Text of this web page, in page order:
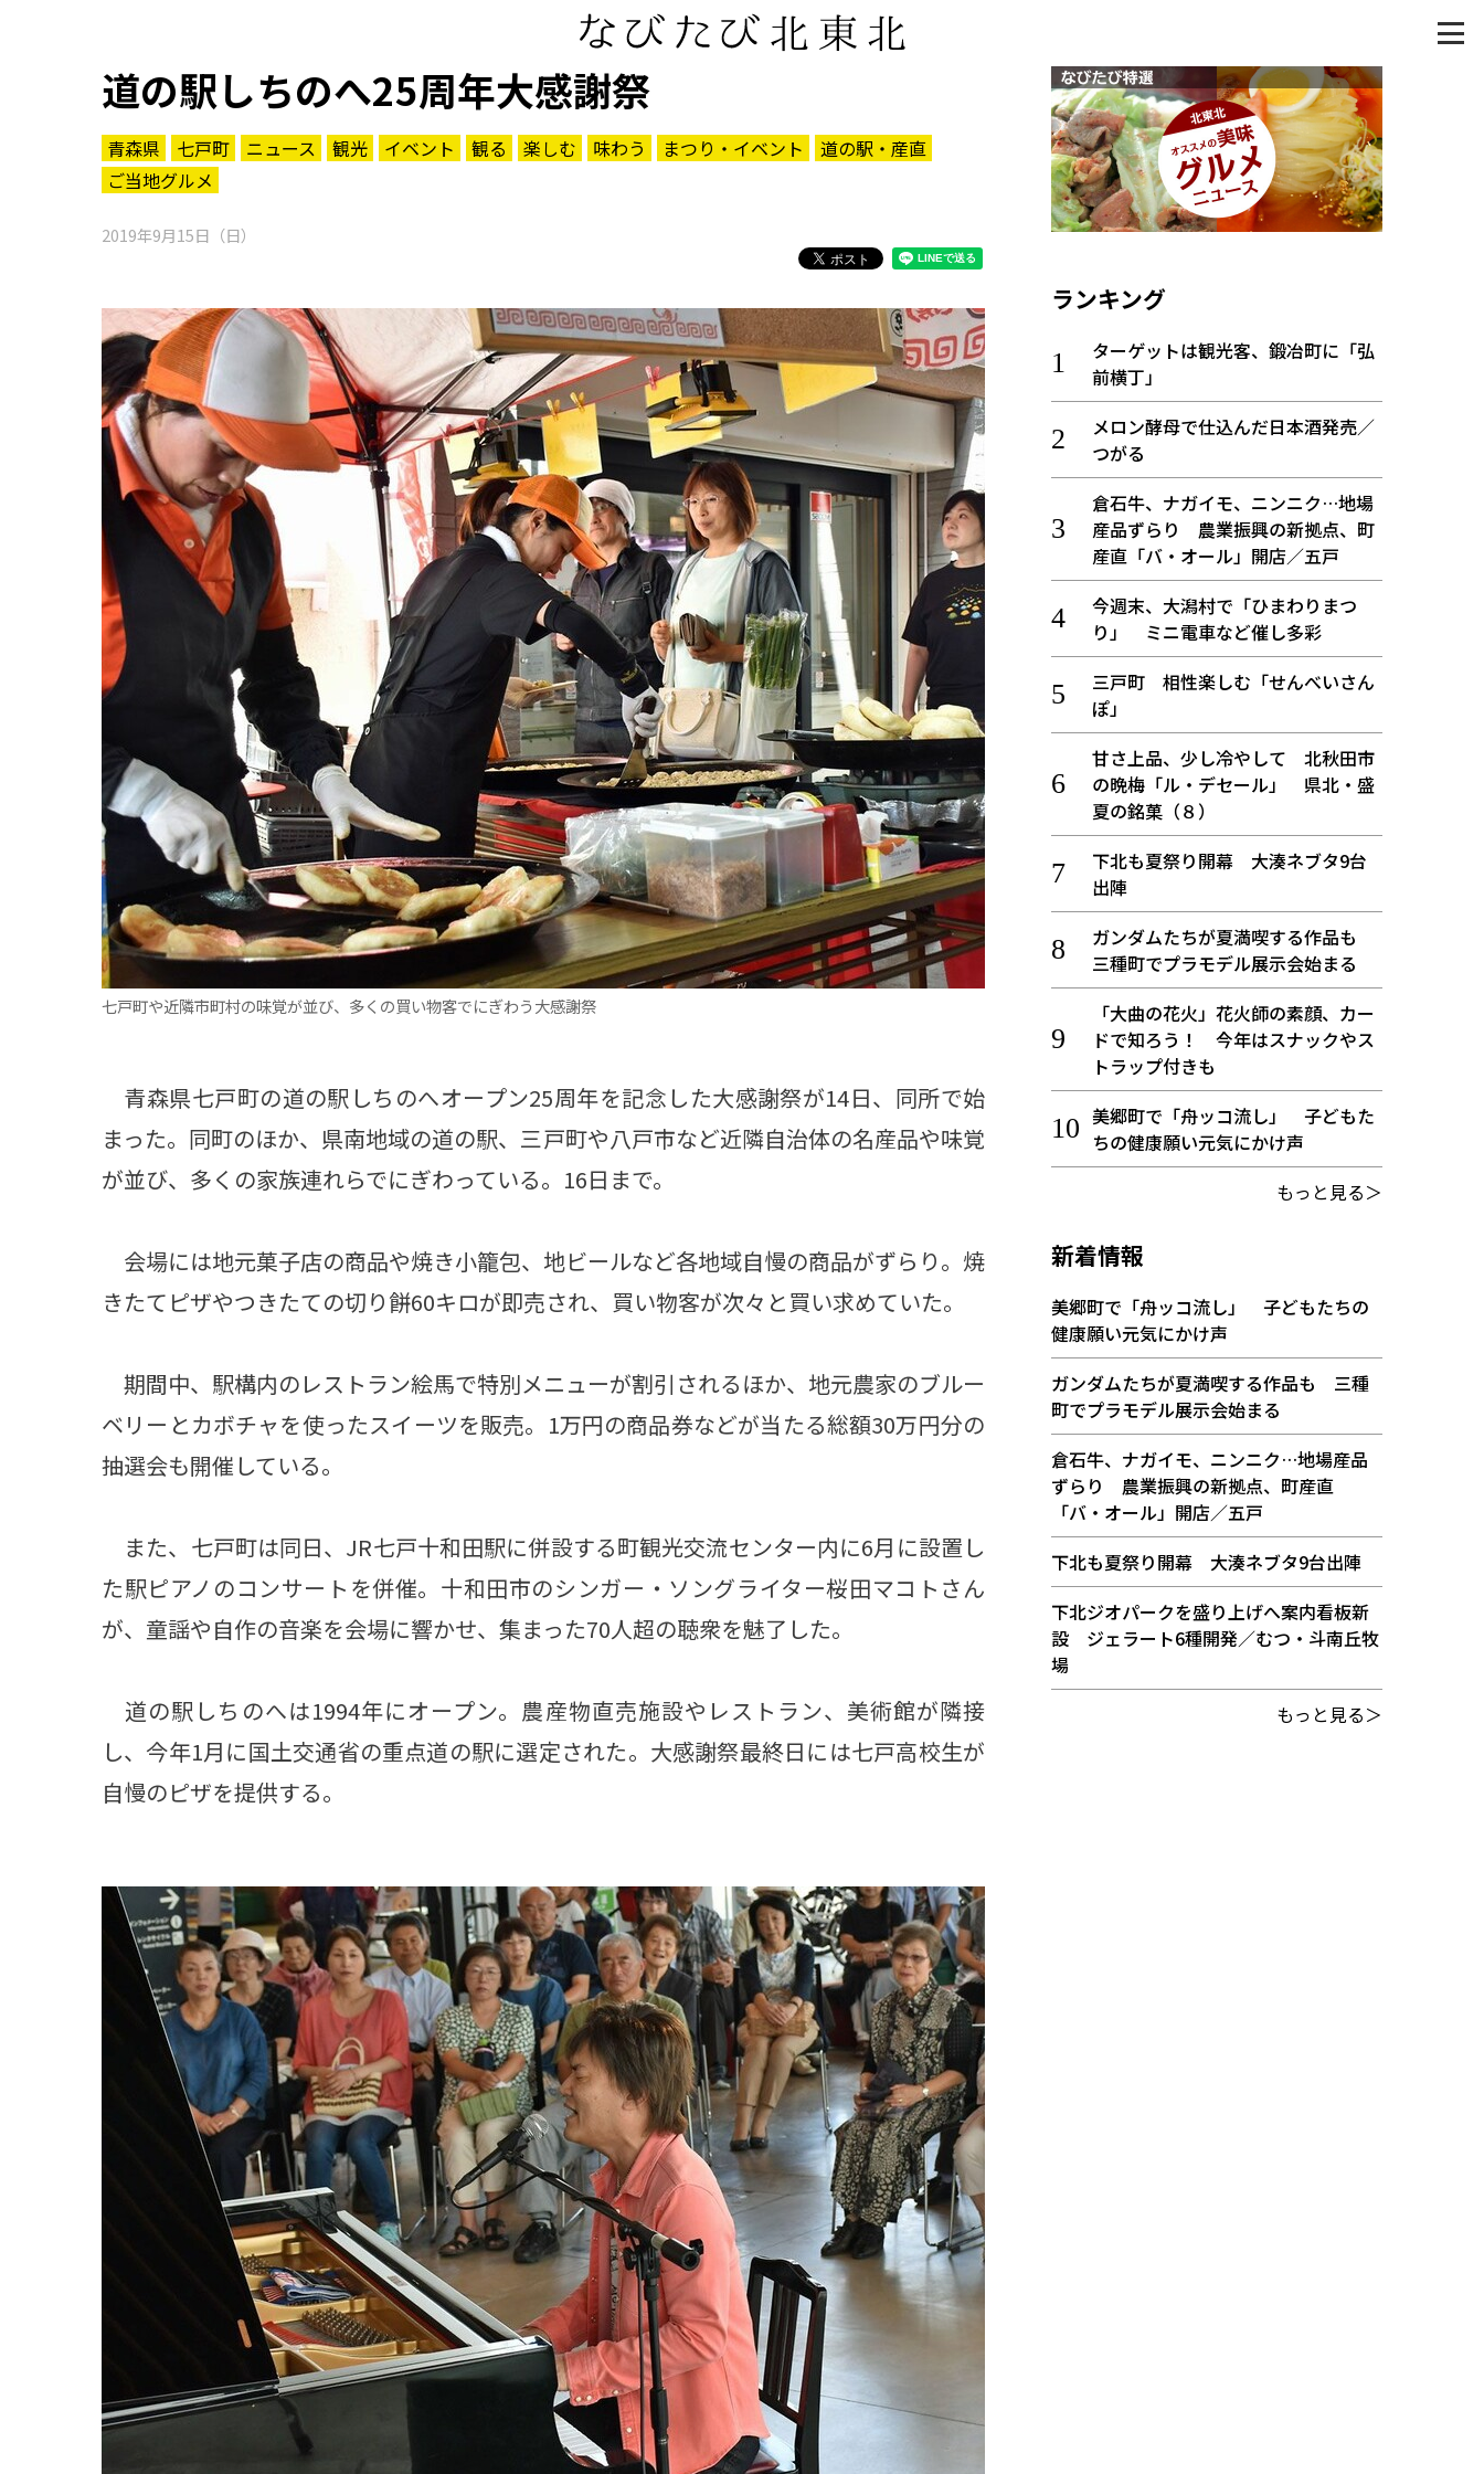
道の駅しちのへ25周年大感謝祭
青森県 七戸町 ニュース 観光 イベント 観る 楽しむ 味わう まつり・イベント
道の駅・産直
ご当地グルメ
2019年9月15日（日）
七戸町や近隣市町村の味覚が並び、多くの買い物客でにぎわう大感謝祭
青森県七戸町の道の駅しちのへオープン25周年を記念した大感謝祭が14日、同所で始
まった。同町のほか、県南地域の道の駅、三戸町や八戸市など近隣自治体の名産品や味覚
が並び、多くの家族連れらでにぎわっている。16日まで。
会場には地元菓子店の商品や焼き小籠包、地ビールなど各地域自慢の商品がずらり。焼
きたてピザやつきたての切り餅60キロが即売され、買い物客が次々と買い求めていた。
期間中、駅構内のレストラン絵馬で特別メニューが割引されるほか、地元農家のブルー
ベリーとカボチャを使ったスイーツを販売。1万円の商品券などが当たる総額30万円分の
抽選会も開催している。
また、七戸町は同日、JR七戸十和田駅に併設する町観光交流センター内に6月に設置し
た駅ピアノのコンサートを併催。十和田市のシンガー・ソングライター桜田マコトさん
が、童謡や自作の音楽を会場に響かせ、集まった70人超の聴衆を魅了した。
道の駅しちのへは1994年にオープン。農産物直売施設やレストラン、美術館が隣接
し、今年1月に国土交通省の重点道の駅に選定された。大感謝祭最終日には七戸高校生が
自慢のピザを提供する。
ランキング
ターゲットは観光客、鍛冶町に「弘
前横丁」
メロン酵母で仕込んだ日本酒発売／
つがる
倉石牛、ナガイモ、ニンニク…地場
産品ずらり 農業振興の新拠点、町
産直「バ・オール」開店／五戸
今週末、大潟村で「ひまわりまつ
り」 ミニ電車など催し多彩
三戸町 相性楽しむ「せんべいさん
ぽ」
甘さ上品、少し冷やして 北秋田市
の晩梅「ル・デセール」 県北・盛
夏の銘菓（８）
下北も夏祭り開幕 大湊ネブタ9台
出陣
ガンダムたちが夏満喫する作品も
三種町でプラモデル展示会始まる
「大曲の花火」花火師の素顔、カー
ドで知ろう！ 今年はスナックやス
トラップ付きも
美郷町で「舟ッコ流し」 子どもた
ちの健康願い元気にかけ声
もっと見る＞
新着情報
美郷町で「舟ッコ流し」 子どもたちの
健康願い元気にかけ声
ガンダムたちが夏満喫する作品も 三種
町でプラモデル展示会始まる
倉石牛、ナガイモ、ニンニク…地場産品
ずらり 農業振興の新拠点、町産直
「バ・オール」開店／五戸
下北も夏祭り開幕 大湊ネブタ9台出陣
下北ジオパークを盛り上げへ案内看板新
設 ジェラート6種開発／むつ・斗南丘牧
場
もっと見る＞
パワースポット
まつり・イベント
おみやげ・特産
道の駅・産直
アウトドア・レジャー
ご当地グルメ